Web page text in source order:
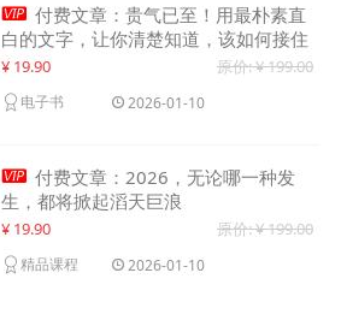
 付费文章：贵气已至！用最朴素直
白的文字，让你清楚知道，该如何接住
这一次时代的泼天富贵
¥ 19.90 原价: ¥ 199.00
电子书 2026-01-10
 付费文章：2026，无论哪一种发
生，都将掀起滔天巨浪
¥ 19.90 原价: ¥ 199.00
精品课程 2026-01-10